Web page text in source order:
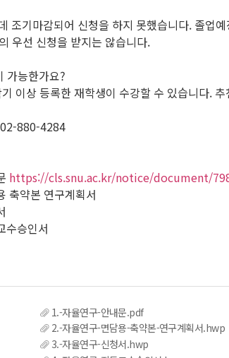
조기마감되어 신청을 하지 못했습니다. 졸업
우선 신청을 받지는 않습니다.
가능한가요?
이상 등록한 재학생이 수강할 수 있습니다.
880-4284
https://cls.snu.ac.kr/notice/document/
축약본 연구계획서
수승인서
1.-자율연구-안내문.pdf
2.-자율연구-면담용-축약본-연구계획서.hwp
3.-자율연구-신청서.hwp